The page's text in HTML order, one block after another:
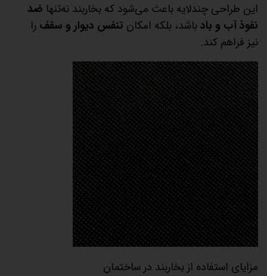
این طراحی چندلایه باعث می‌شود که بخاربند نه‌تنها ضد
نفوذ آب و بادباشد، بلکه امکان تنفس دیوار و سقف را
نیز فراهم کند.
مزایای استفاده از بخاربند در ساختمان